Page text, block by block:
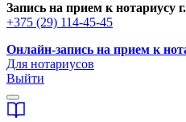
Запись на прием к нотариусу
+375 (29) 114-45-45
Онлайн-запись на прием к
Для нотариусов
Выйти